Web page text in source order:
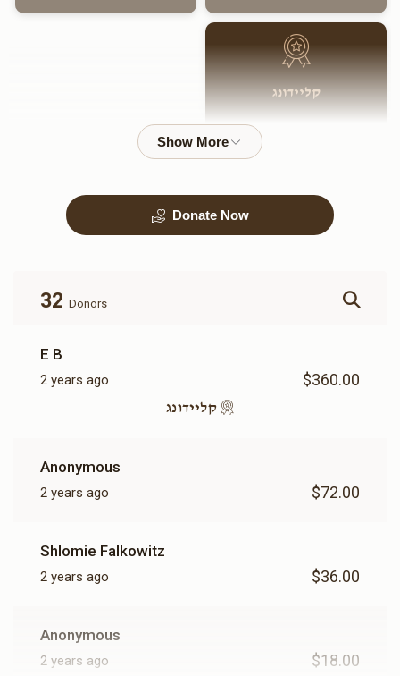
קליידונג
Donate Now
32 Donors
E B
2 years ago $360.00
קליידונג
Anonymous
2 years ago $72.00
Shlomie Falkowitz
2 years ago $36.00
Anonymous
2 years ago $18.00